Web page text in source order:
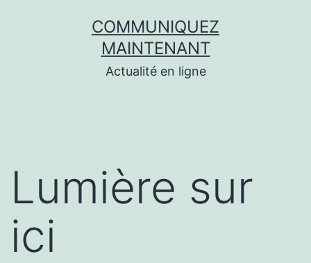
COMMUNIQUEZ
MAINTENANT
Actualité en ligne
Lumière sur
ici